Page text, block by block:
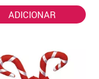
ADICIONAR